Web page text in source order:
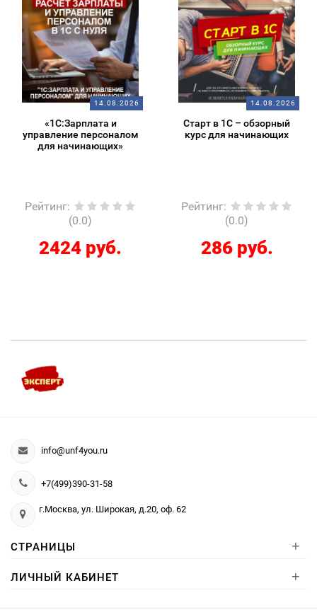
14.08.2026
«1С:Зарплата и
управление персоналом
для начинающих»
Рейтинг:
(0.0)
2424 руб.
14.08.2026
Старт в 1С – обзорный
курс для начинающих
Рейтинг:
(0.0)
286 руб.
info@unf4you.ru
+7(499)390-31-58
г.Москва, ул. Широкая, д.20, оф. 62
СТРАНИЦЫ +
ЛИЧНЫЙ КАБИНЕТ +